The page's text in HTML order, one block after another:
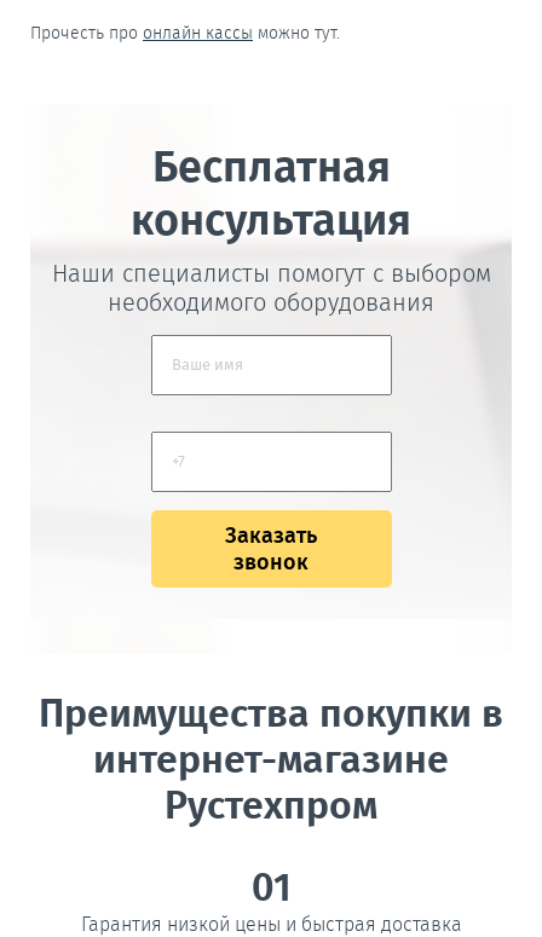
Прочесть про онлайн кассы можно тут.
Бесплатная
консультация
Наши специалисты помогут с выбором
необходимого оборудования
Заказать
звонок
Преимущества покупки в
интернет-магазине
Рустехпром
01
Гарантия низкой цены и быстрая доставка